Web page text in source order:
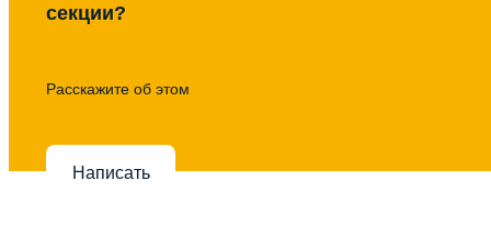
секции?
Расскажите об этом
Написать